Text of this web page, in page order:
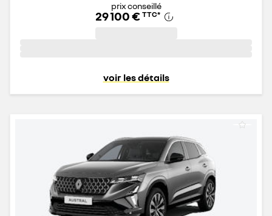
prix conseillé
29 100 € TTC*
voir les détails